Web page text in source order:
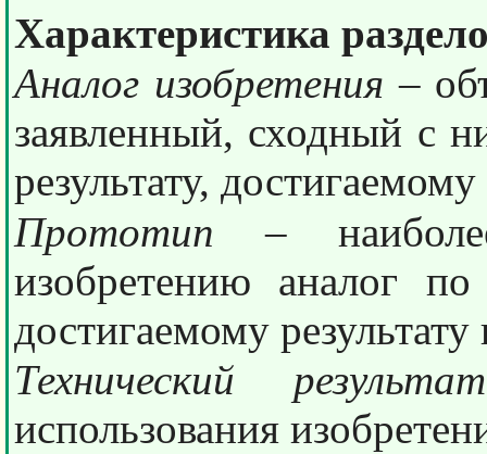
Характеристика
Аналог изобретения –
заявленный, сходный с
результату,
Прототип–
изобретению аналог
достигаемому
Технический
использования